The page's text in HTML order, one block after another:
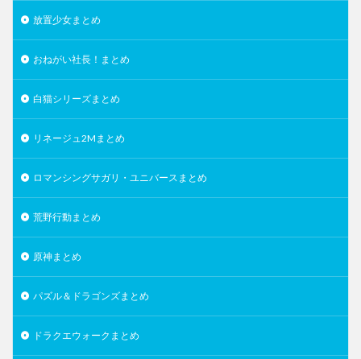
放置少女まとめ
おねがい社長！まとめ
白猫シリーズまとめ
リネージュ2Mまとめ
ロマンシングサガリ・ユニバースまとめ
荒野行動まとめ
原神まとめ
パズル＆ドラゴンズまとめ
ドラクエウォークまとめ